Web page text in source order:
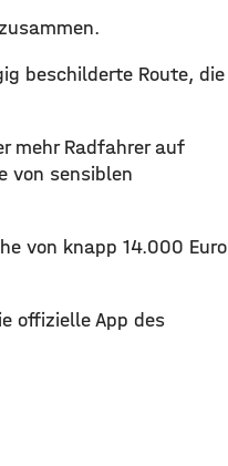
beschilderte Route, die
mehr Radfahrer auf
von sensiblen
von knapp 14.000 Euro
offizielle App des